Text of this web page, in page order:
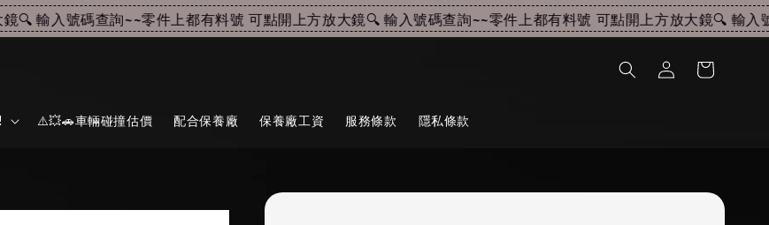
輸入號碼查詢~~零件上都有料號 可點開上方放大鏡🔍 輸入號碼查詢~~零件上都有料號 可點開上方放大鏡🔍 輸入號
⚠️💥🚗車輛碰撞估價 配合保養廠 保養廠工資 服務條款 隱私條款